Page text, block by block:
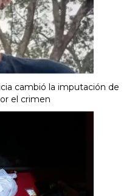
cambió la imputación de
el crimen